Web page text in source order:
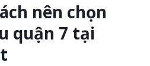
nên chọn
quận 7 tại